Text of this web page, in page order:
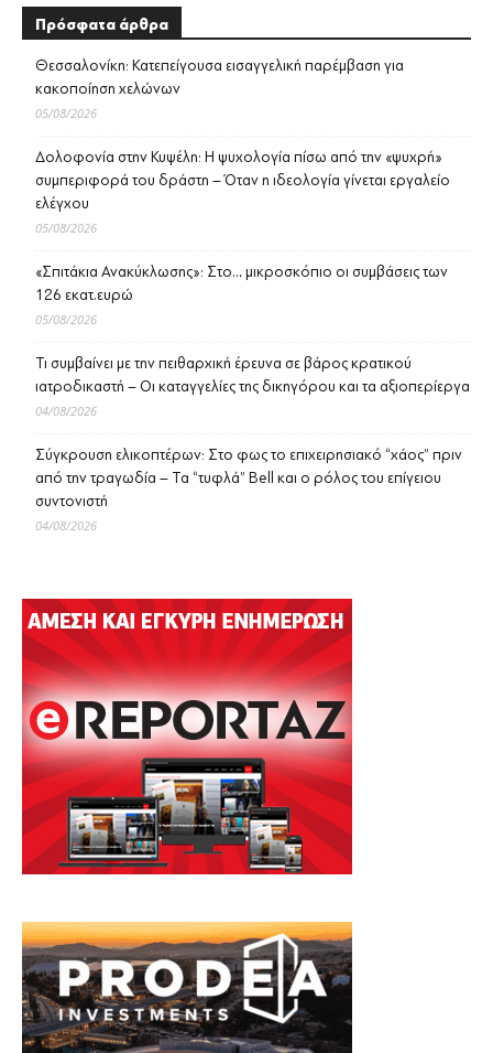
Πρόσφατα άρθρα
Θεσσαλονίκη: Κατεπείγουσα εισαγγελική παρέμβαση για
κακοποίηση χελώνων
05/08/2026
Δολοφονία στην Κυψέλη: Η ψυχολογία πίσω από την «ψυχρή»
συμπεριφορά του δράστη – Όταν η ιδεολογία γίνεται εργαλείο
ελέγχου
05/08/2026
«Σπιτάκια Ανακύκλωσης»: Στο… μικροσκόπιο οι συμβάσεις των
126 εκατ.ευρώ
05/08/2026
Τι συμβαίνει με την πειθαρχική έρευνα σε βάρος κρατικού
ιατροδικαστή – Οι καταγγελίες της δικηγόρου και τα αξιοπερίεργα
04/08/2026
Σύγκρουση ελικοπτέρων: Στο φως το επιχειρησιακό “χάος” πριν
από την τραγωδία – Τα “τυφλά” Bell και ο ρόλος του επίγειου
συντονιστή
04/08/2026